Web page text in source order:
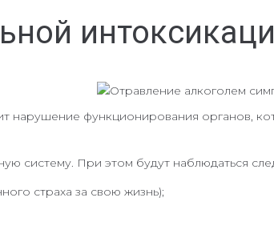
нарушение функционирования органов,
систему. При этом будут наблюдаться
страха за свою жизнь);